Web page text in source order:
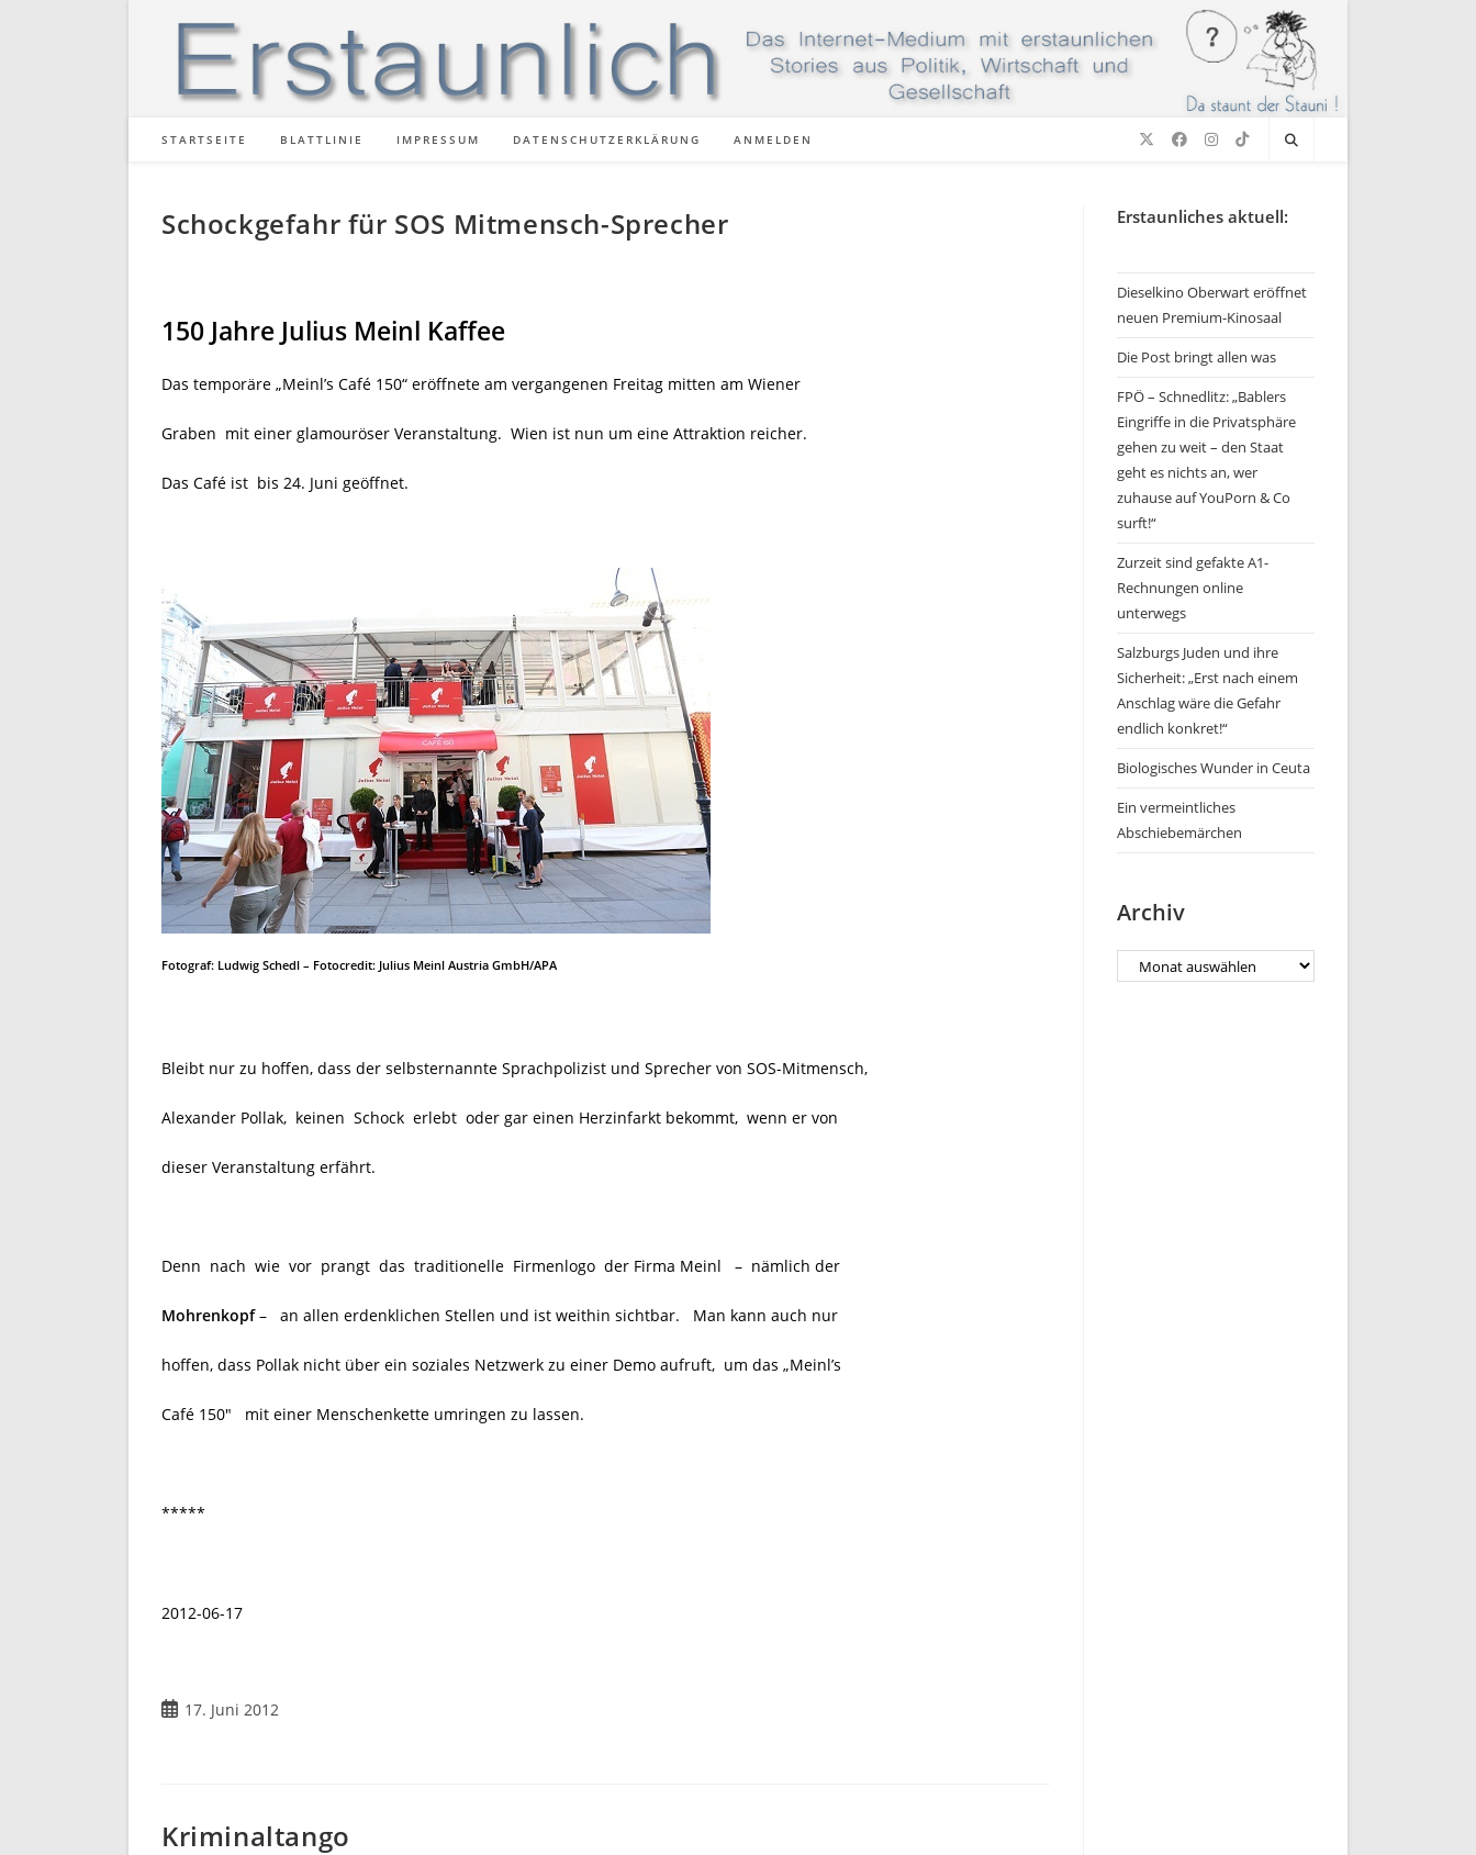
STARTSEITE BLATTLINIE IMPRESSUM DATENSCHUTZERKLÄRUNG ANMELDEN
Schockgefahr für SOS Mitmensch-Sprecher
150 Jahre Julius Meinl Kaffee
Das temporäre „Meinl’s Café 150“ eröffnete am vergangenen Freitag mitten am Wiener
Graben mit einer glamouröser Veranstaltung. Wien ist nun um eine Attraktion reicher.
Das Café ist bis 24. Juni geöffnet.
Fotograf: Ludwig Schedl – Fotocredit: Julius Meinl Austria GmbH/APA
Bleibt nur zu hoffen, dass der selbsternannte Sprachpolizist und Sprecher von SOS-Mitmensch,
Alexander Pollak, keinen Schock erlebt oder gar einen Herzinfarkt bekommt, wenn er von
dieser Veranstaltung erfährt.
Denn nach wie vor prangt das traditionelle Firmenlogo der Firma Meinl – nämlich der
Mohrenkopf– an allen erdenklichen Stellen und ist weithin sichtbar. Man kann auch nur
hoffen, dass Pollak nicht über ein soziales Netzwerk zu einer Demo aufruft, um das „Meinl’s
Café 150″ mit einer Menschenkette umringen zu lassen.
*****
2012-06-17
Beitrag17. Juni 2012
Kriminaltango
Erstaunliches aktuell:
Dieselkino Oberwart eröffnet
neuen Premium-Kinosaal
Die Post bringt allen was
FPÖ – Schnedlitz: „Bablers
Eingriffe in die Privatsphäre
gehen zu weit – den Staat
geht es nichts an, wer
zuhause auf YouPorn & Co
surft!“
Zurzeit sind gefakte A1-
Rechnungen online
unterwegs
Salzburgs Juden und ihre
Sicherheit: „Erst nach einem
Anschlag wäre die Gefahr
endlich konkret!“
Biologisches Wunder in Ceuta
Ein vermeintliches
Abschiebemärchen
Archiv
Archiv